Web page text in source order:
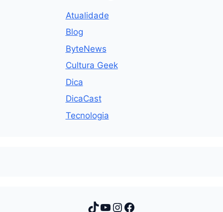
Atualidade
Blog
ByteNews
Cultura Geek
Dica
DicaCast
Tecnologia
TikTok
Youtube
Instagram
Facebook